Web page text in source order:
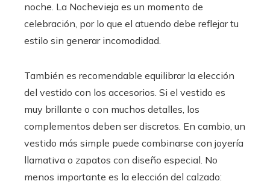
noche. La Nochevieja es un momento de
celebración, por lo que el atuendo debe reflejar tu
estilo sin generar incomodidad.
También es recomendable equilibrar la elección
del vestido con los accesorios. Si el vestido es
muy brillante o con muchos detalles, los
complementos deben ser discretos. En cambio, un
vestido más simple puede combinarse con joyería
llamativa o zapatos con diseño especial. No
menos importante es la elección del calzado: